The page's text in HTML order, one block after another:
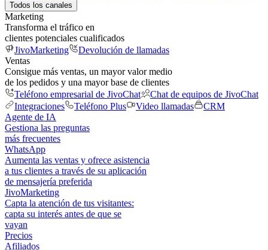
Todos los canales
Marketing
Transforma el tráfico en
clientes potenciales cualificados
JivoMarketing
Devolución de llamadas
Ventas
Consigue más ventas, un mayor valor medio
de los pedidos y una mayor base de clientes
Teléfono empresarial de JivoChat
Chat de equipos de JivoChat
Integraciones
Teléfono Plus Video llamadas
CRM
Agente de IA
Gestiona las preguntas
más frecuentes
WhatsApp
Aumenta las ventas y ofrece asistencia
a tus clientes a través de su aplicación
de mensajería preferida
JivoMarketing
Capta la atención de tus visitantes:
capta su interés antes de que se
vayan
Precios
Afiliados